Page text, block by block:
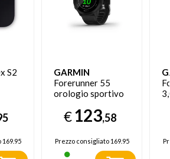
S2
169.95
GARMIN
Forerunner 55
orologio sportivo
Bluetooth 208 x
208 Pixel Nero
€123,58
Prezzo consigliato169.95